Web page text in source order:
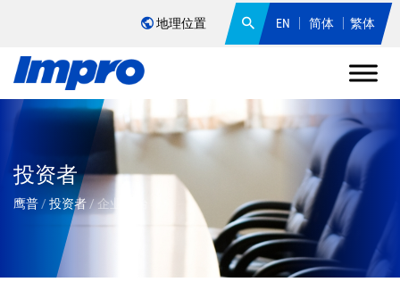
地理位置 EN 简体 繁体
投资者
鹰普/ 投资者/企业管治